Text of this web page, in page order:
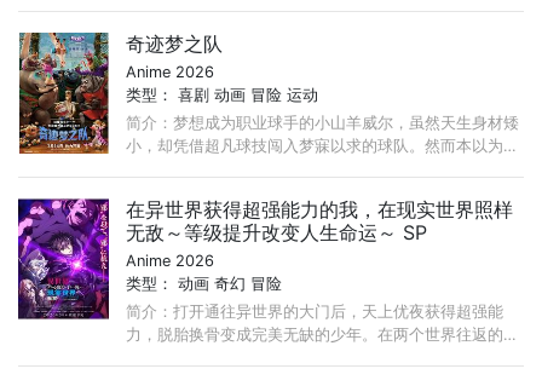
奇迹梦之队
Anime 2026
类型：喜剧 动画 冒险 运动
简介：梦想成为职业球手的小山羊威尔，虽然天生身材矮
小，却凭借超凡球技闯入梦寐以求的球队。然而本以为是
在异世界获得超强能力的我，在现实世界照样
无敌～等级提升改变人生命运～ SP
Anime 2026
类型：动画 奇幻 冒险
简介：打开通往异世界的大门后，天上优夜获得超强能
力，脱胎换骨变成完美无缺的少年。在两个世界往返的